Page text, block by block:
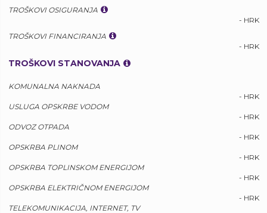
TROŠKOVI OSIGURANJA
- HRK
TROŠKOVI FINANCIRANJA
- HRK
TROŠKOVI STANOVANJA
KOMUNALNA NAKNADA
- HRK
USLUGA OPSKRBE VODOM
- HRK
ODVOZ OTPADA
- HRK
OPSKRBA PLINOM
- HRK
OPSKRBA TOPLINSKOM ENERGIJOM
- HRK
OPSKRBA ELEKTRIČNOM ENERGIJOM
- HRK
TELEKOMUNIKACIJA, INTERNET, TV